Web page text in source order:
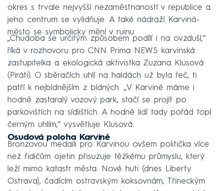
okres s trvale nejvyšší nezaměstnaností v republice a
jeho centrum se vylidňuje. A také nádraží Karviná-
město se symbolicky mění v ruinu.
„Chudoba se určitým způsobem podílí i na ovzduší,“
říká v rozhovoru pro CNN Prima NEWS karvinská
zastupitelka a ekologická aktivistka Zuzana Klusová
(Piráti). O sběračích uhlí na haldách už byla řeč, ti
patří k nejbídnějším z bídných. „V Karviné máme i
hodně zastaralý vozový park, stačí se projít po
parkovištích na sídlištích. A hodně lidí tady pořád topí
černým uhlím,“ vysvětluje Klusová.
Osudová poloha Karviné
Bronzovou medaili pro Karvinou ovšem politička více
než řidičům ojetin přisuzuje těžkému průmyslu, který
leží mimo katastr města. Nové huti (dnes Liberty
Ostrava), čadícím ostravským koksovnám, Třineckým